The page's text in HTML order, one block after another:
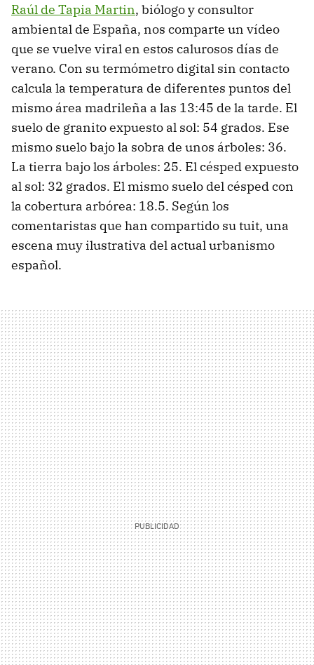
Raúl de Tapia Martin, biólogo y consultor
ambiental de España, nos comparte un vídeo
que se vuelve viral en estos calurosos días de
verano. Con su termómetro digital sin contacto
calcula la temperatura de diferentes puntos del
mismo área madrileña a las 13:45 de la tarde. El
suelo de granito expuesto al sol: 54 grados. Ese
mismo suelo bajo la sobra de unos árboles: 36.
La tierra bajo los árboles: 25. El césped expuesto
al sol: 32 grados. El mismo suelo del césped con
la cobertura arbórea: 18.5. Según los
comentaristas que han compartido su tuit, una
escena muy ilustrativa del actual urbanismo
español.